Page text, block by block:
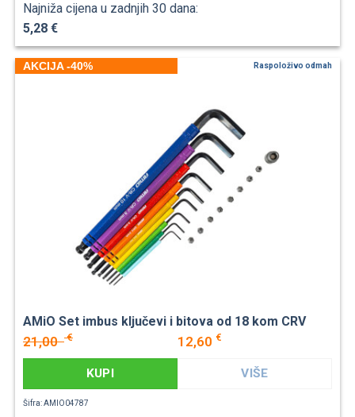
Najniža cijena u zadnjih 30 dana:
5,28 €
AKCIJA -40% Raspoloživo odmah
AMiO Set imbus ključevi i bitova od 18 kom CRV
21,00€ 12,60 €
KUPI VIŠE
Šifra: AMIO04787